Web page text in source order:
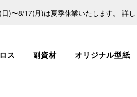
)〜8/17(月)は夏季休業いたします。 詳
ス 副資材 オリジナル型紙